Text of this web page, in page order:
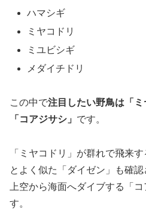
ハマシギ
ミヤコドリ
ミユビシギ
メダイチドリ
この中で注目したい野鳥は「ミ
「コアジサシ」 です。
「ミヤコドリ」が群れで飛来
とよく似た「ダイゼン」も確認
上空から海面へダイブする「
す。